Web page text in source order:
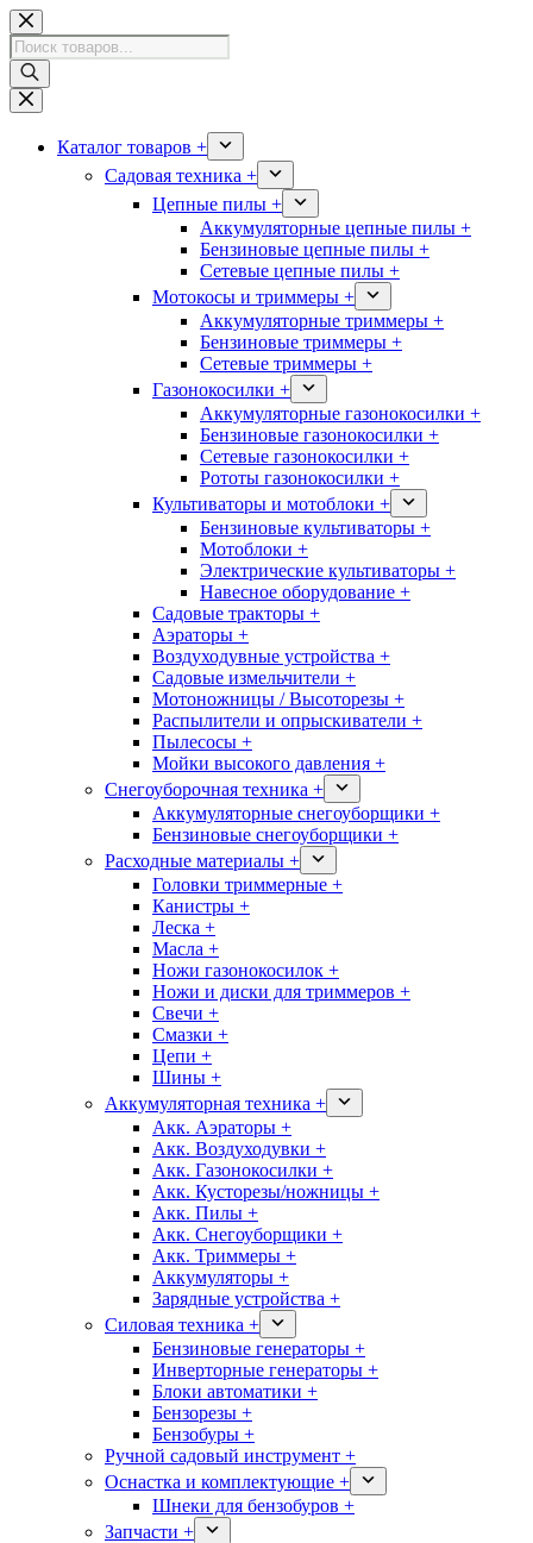
Перейти
к
сути
Поиск
товаров
Каталог товаров +
Садовая техника +
Цепные пилы +
Аккумуляторные цепные пилы +
Бензиновые цепные пилы +
Сетевые цепные пилы +
Мотокосы и триммеры +
Аккумуляторные триммеры +
Бензиновые триммеры +
Сетевые триммеры +
Газонокосилки +
Аккумуляторные газонокосилки +
Бензиновые газонокосилки +
Сетевые газонокосилки +
Рототы газонокосилки +
Культиваторы и мотоблоки +
Бензиновые культиваторы +
Мотоблоки +
Электрические культиваторы +
Навесное оборудование +
Садовые тракторы +
Аэраторы +
Воздуходувные устройства +
Садовые измельчители +
Мотоножницы / Высоторезы +
Распылители и опрыскиватели +
Пылесосы +
Мойки высокого давления +
Снегоуборочная техника +
Аккумуляторные снегоуборщики +
Бензиновые снегоуборщики +
Расходные материалы +
Головки триммерные +
Канистры +
Леска +
Масла +
Ножи газонокосилок +
Ножи и диски для триммеров +
Свечи +
Смазки +
Цепи +
Шины +
Аккумуляторная техника +
Акк. Аэраторы +
Акк. Воздуходувки +
Акк. Газонокосилки +
Акк. Кусторезы/ножницы +
Акк. Пилы +
Акк. Снегоуборщики +
Акк. Триммеры +
Аккумуляторы +
Зарядные устройства +
Силовая техника +
Бензиновые генераторы +
Инверторные генераторы +
Блоки автоматики +
Бензорезы +
Бензобуры +
Ручной садовый инструмент +
Оснастка и комплектующие +
Шнеки для бензобуров +
Запчасти +